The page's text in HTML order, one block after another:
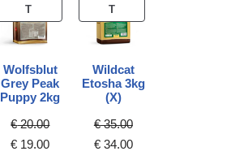
T
Wolfsblut
Grey Peak
Puppy 2kg
€20.00
€ 19.00
T
Wildcat
Etosha 3kg
(X)
€35.00
€34.00